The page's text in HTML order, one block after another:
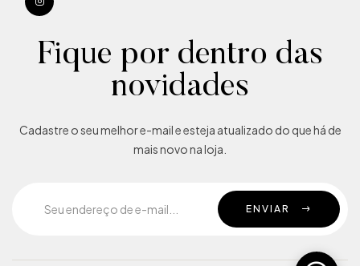
Fique por dentro das
novidades
Cadastre o seu melhor e-mail e esteja atualizado do que há de
mais novo na loja.
ENVIAR